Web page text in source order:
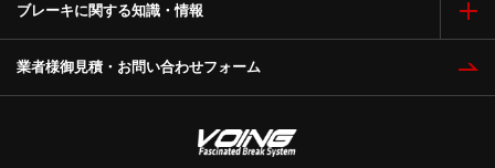
ブレーキに関する知識・情報
業者様御見積・お問い合わせフォーム